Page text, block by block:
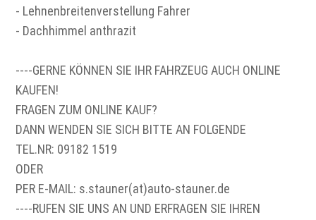
- Lehnenbreitenverstellung Fahrer
- Dachhimmel anthrazit
----GERNE KÖNNEN SIE IHR FAHRZEUG AUCH ONLINE
KAUFEN!
FRAGEN ZUM ONLINE KAUF?
DANN WENDEN SIE SICH BITTE AN FOLGENDE
TEL.NR: 09182 1519
ODER
PER E-MAIL: s.stauner(at)auto-stauner.de
----RUFEN SIE UNS AN UND ERFRAGEN SIE IHREN